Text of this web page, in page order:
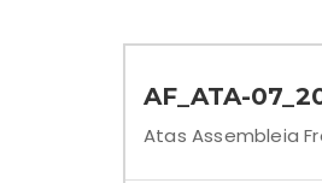
AF_ATA-
Atas Assembleia